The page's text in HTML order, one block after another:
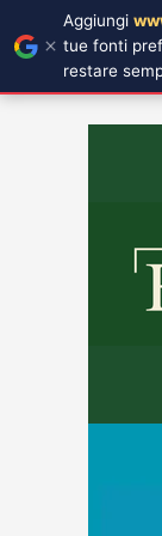
Aggiungi
tue fonti
restare